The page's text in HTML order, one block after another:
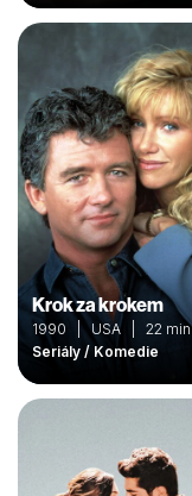
Krok za krokem
1990 | USA | 22 min
Seriály / Komedie